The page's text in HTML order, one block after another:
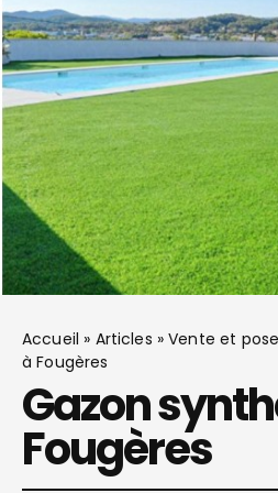
Accueil » Articles »Vente et
à Fougères
Gazon
Fougères